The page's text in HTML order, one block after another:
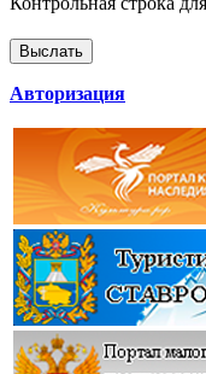
Авторизация